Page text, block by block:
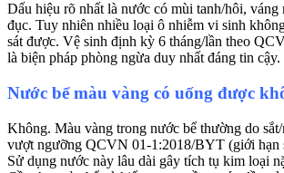
Dấu hiệu rõ nhất là nước có mùi tanh/hôi, váng
đục. Tuy nhiên nhiều loại ô nhiễm vi sinh
sát được. Vệ sinh định kỳ 6 tháng/lần theo
là biện pháp phòng ngừa duy nhất đáng tin cậy.
Nước bể màu vàng có uống được
Không. Màu vàng trong nước bể thường do sắt/
vượt ngưỡng QCVN 01-1:2018/BYT (giới hạn
Sử dụng nước này lâu dài gây tích tụ kim loại